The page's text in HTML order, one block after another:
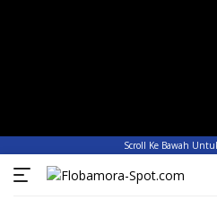
Scroll Ke Bawah